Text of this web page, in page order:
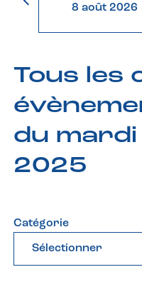
8 août 2026
Tous les
du mardi
2025
Catégorie
Sélectionner